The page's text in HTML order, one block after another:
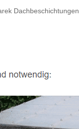
Dachbeschichtungen